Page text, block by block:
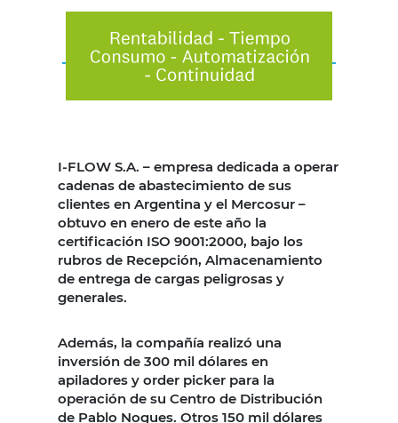
I-FLOW S.A. – empresa dedicada a operar
cadenas de abastecimiento de sus
clientes en Argentina y el Mercosur –
obtuvo en enero de este año la
certificación ISO 9001:2000, bajo los
rubros de Recepción, Almacenamiento
de entrega de cargas peligrosas y
generales.
Además, la compañía realizó una
inversión de 300 mil dólares en
apiladores y order picker para la
operación de su Centro de Distribución
de Pablo Nogues. Otros 150 mil dólares